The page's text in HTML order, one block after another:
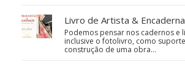
Livro de Artista &
Podemos pensar nos cadernos e
inclusive o fotolivro, como
construção de uma obra…